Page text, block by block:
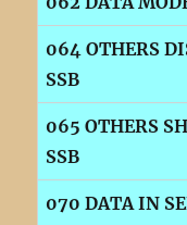
064 OTHERS
SSB
065 OTHERS
SSB
070 DATA IN